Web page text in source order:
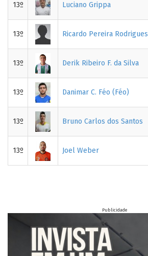
13º Luciano Grippa
13º Ricardo Pereira Rodrigues
13º Derik Ribeiro F. da Silva
13º Danimar C. Féo (Féo)
13º Bruno Carlos dos Santos
13º Joel Weber
Publicidade